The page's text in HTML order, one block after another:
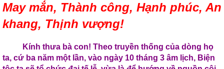
May mắn, Thành công, Hạnh phúc, An
khang, Thịnh vượng!
Kính thưa bà con! Theo truyền thống của dòng họ
ta, cứ ba năm một lần, vào ngày 10 tháng 3 âm lịch, Biện